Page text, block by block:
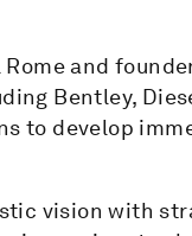
and
Bentley,
to develop
vision with